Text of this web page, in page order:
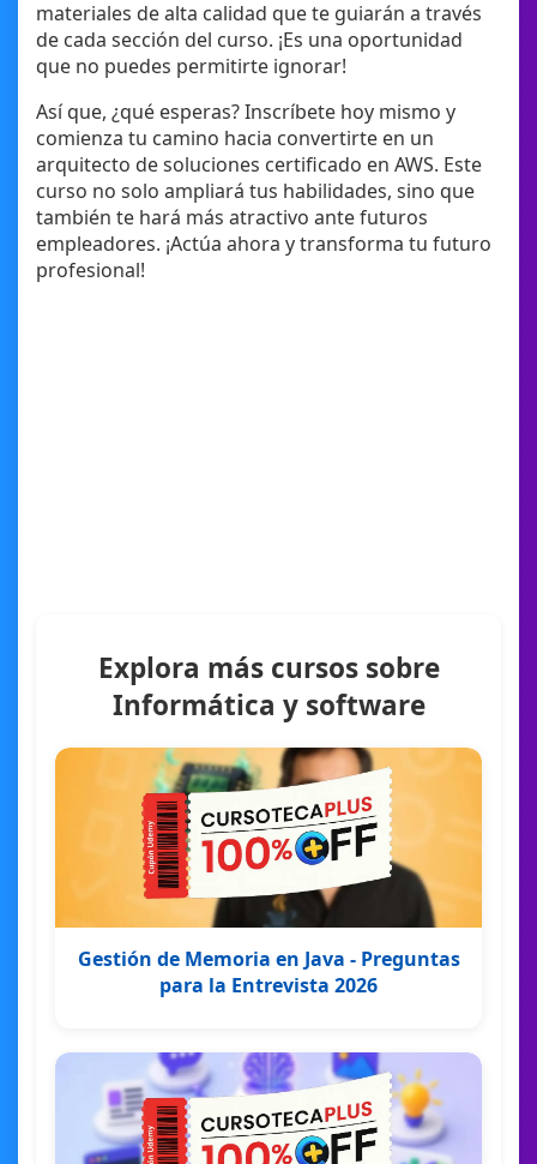
materiales de alta calidad que te guiarán a través
de cada sección del curso. ¡Es una oportunidad
que no puedes permitirte ignorar!
Así que, ¿qué esperas? Inscríbete hoy mismo y
comienza tu camino hacia convertirte en un
arquitecto de soluciones certificado en AWS. Este
curso no solo ampliará tus habilidades, sino que
también te hará más atractivo ante futuros
empleadores. ¡Actúa ahora y transforma tu futuro
profesional!
Explora más cursos sobre
Informática y software
Gestión de Memoria en Java - Preguntas
para la Entrevista 2026